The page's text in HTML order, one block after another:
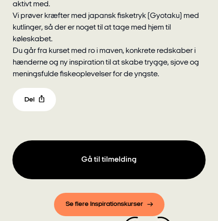
aktivt med.
Vi prøver kræfter med japansk fisketryk (Gyotaku) med
kutlinger, så der er noget til at tage med hjem til
køleskabet.
Du går fra kurset med ro i maven, konkrete redskaber i
hænderne og ny inspiration til at skabe trygge, sjove og
meningsfulde fiskeoplevelser for de yngste.
Del
Gå til tilmelding
Se flere Inspirationskurser